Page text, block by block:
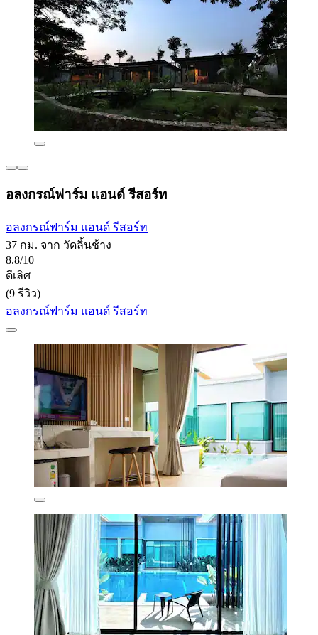
อลงกรณ์ฟาร์ม แอนด์ รีสอร์ท
อลงกรณ์ฟาร์ม แอนด์ รีสอร์ท
37 กม. จาก วัดลิ้นช้าง
8.8/10
ดีเลิศ
(9 รีวิว)
อลงกรณ์ฟาร์ม แอนด์ รีสอร์ท